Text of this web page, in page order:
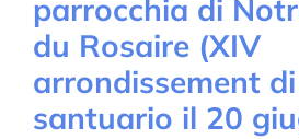
parrocchia di
du Rosaire (XIV
arrondissement
santuario il 20